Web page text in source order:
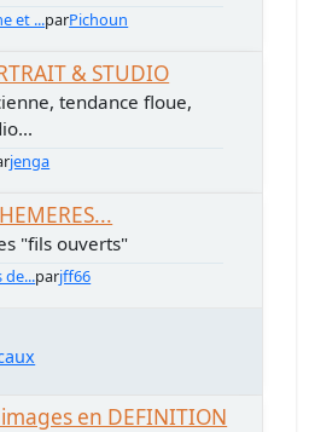
et ...parPichoun
& STUDIO
tendance floue,
jenga
"fils ouverts"
de...parjff66
en DEFINITION